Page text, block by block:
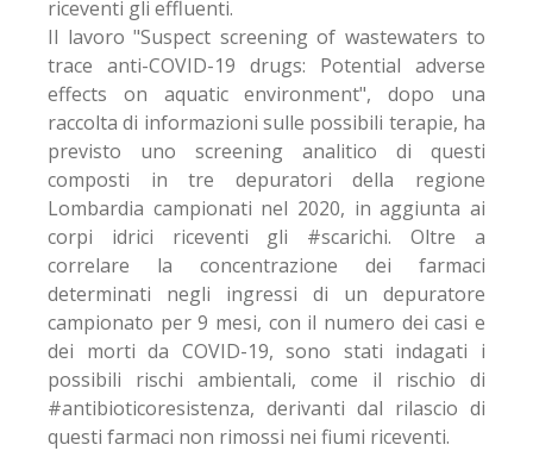
riceventi gli effluenti.
Il lavoro "Suspect screening of wastewaters to
trace anti-COVID-19 drugs: Potential adverse
effects on aquatic environment", dopo una
raccolta di informazioni sulle possibili terapie, ha
previsto uno screening analitico di questi
composti in tre depuratori della regione
Lombardia campionati nel 2020, in aggiunta ai
corpi idrici riceventi gli #scarichi. Oltre a
correlare la concentrazione dei farmaci
determinati negli ingressi di un depuratore
campionato per 9 mesi, con il numero dei casi e
dei morti da COVID-19, sono stati indagati i
possibili rischi ambientali, come il rischio di
#antibioticoresistenza, derivanti dal rilascio di
questi farmaci non rimossi nei fiumi riceventi.